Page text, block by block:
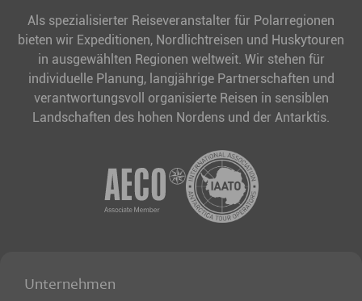
Als spezialisierter Reiseveranstalter für Polarregionen
bieten wir Expeditionen, Nordlichtreisen und Huskytouren
in ausgewählten Regionen weltweit. Wir stehen für
individuelle Planung, langjährige Partnerschaften und
verantwortungsvoll organisierte Reisen in sensiblen
Landschaften des hohen Nordens und der Antarktis.
Unternehmen